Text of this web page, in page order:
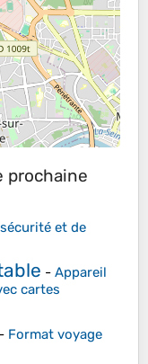
prochaine
et de
- Appareil
cartes
- Format voyage